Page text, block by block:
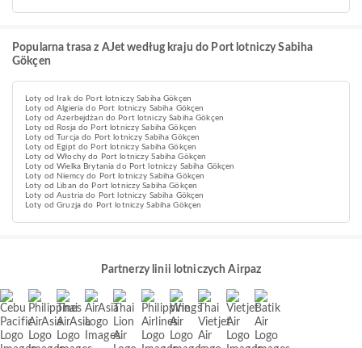
Popularna trasa z AJet według kraju do Port lotniczy Sabiha
Gökçen
Loty od Irak do Port lotniczy Sabiha Gökçen
Loty od Algieria do Port lotniczy Sabiha Gökçen
Loty od Azerbejdżan do Port lotniczy Sabiha Gökçen
Loty od Rosja do Port lotniczy Sabiha Gökçen
Loty od Turcja do Port lotniczy Sabiha Gökçen
Loty od Egipt do Port lotniczy Sabiha Gökçen
Loty od Włochy do Port lotniczy Sabiha Gökçen
Loty od Wielka Brytania do Port lotniczy Sabiha Gökçen
Loty od Niemcy do Port lotniczy Sabiha Gökçen
Loty od Liban do Port lotniczy Sabiha Gökçen
Loty od Austria do Port lotniczy Sabiha Gökçen
Loty od Gruzja do Port lotniczy Sabiha Gökçen
Partnerzy linii lotniczych Airpaz